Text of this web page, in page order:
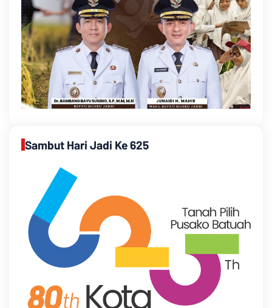
Sambut Hari Jadi Ke 625